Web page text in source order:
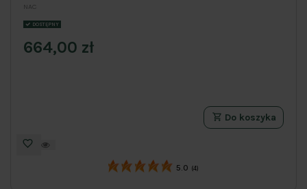
NAC
DOSTĘPNY
664,00 zł
Do koszyka
5.0 (4)